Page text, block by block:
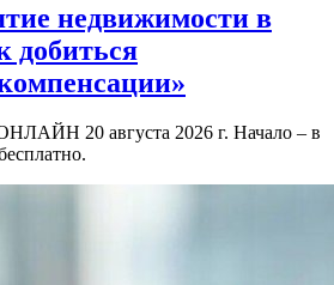
недвижимости в
добиться
20 августа 2026 г. Начало – в